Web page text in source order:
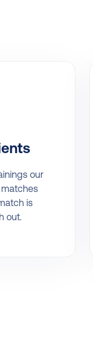
our
is
out.